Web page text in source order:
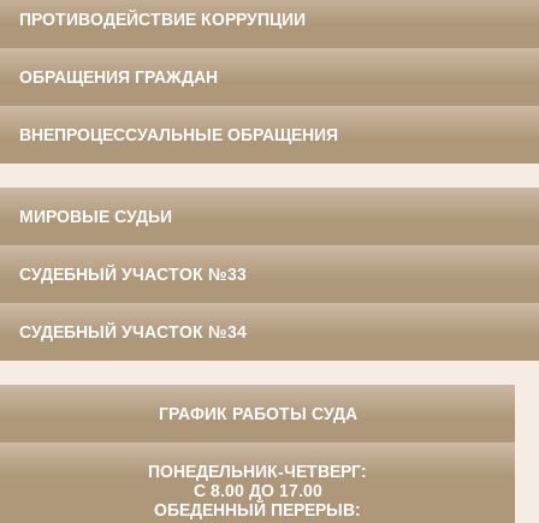
ПРОТИВОДЕЙСТВИЕ КОРРУПЦИИ
ОБРАЩЕНИЯ ГРАЖДАН
ВНЕПРОЦЕССУАЛЬНЫЕ ОБРАЩЕНИЯ
МИРОВЫЕ СУДЬИ
СУДЕБНЫЙ УЧАСТОК №33
СУДЕБНЫЙ УЧАСТОК №34
ГРАФИК РАБОТЫ СУДА
ПОНЕДЕЛЬНИК-ЧЕТВЕРГ:
С 8.00 ДО 17.00
ОБЕДЕННЫЙ ПЕРЕРЫВ: